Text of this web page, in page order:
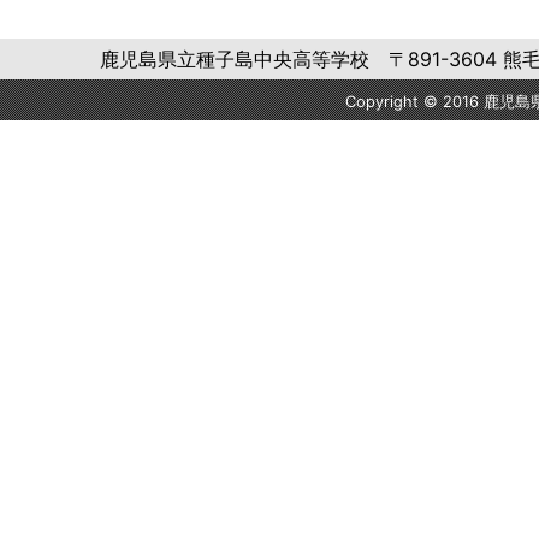
鹿児島県立種子島中央高等学校 〒891-3604
Copyright © 2016 鹿児島